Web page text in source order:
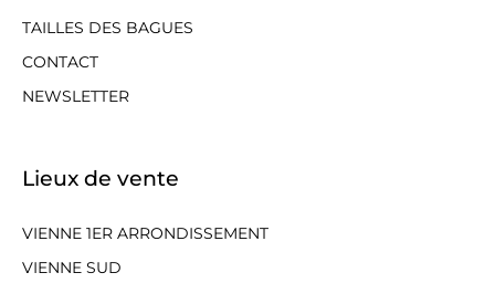
TAILLES DES BAGUES
CONTACT
NEWSLETTER
Lieux de vente
VIENNE 1ER ARRONDISSEMENT
VIENNE SUD